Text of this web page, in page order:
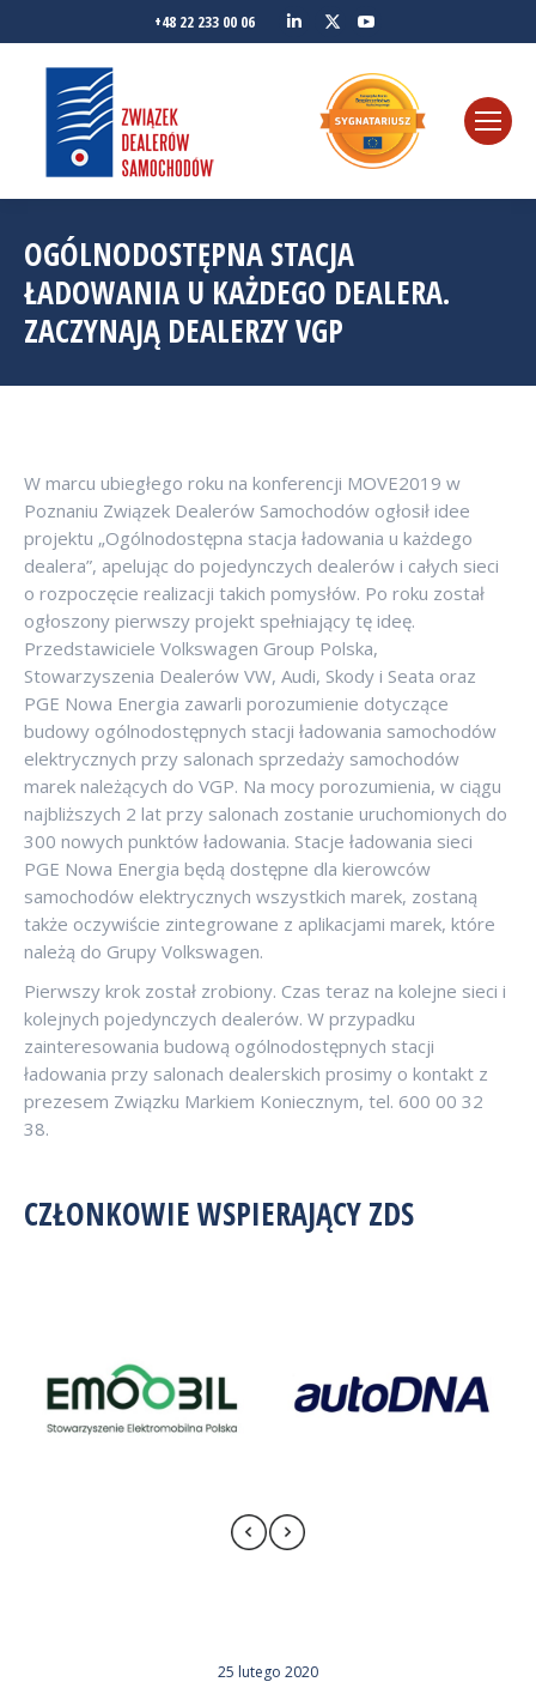
+48 22 233 00 06
Linkedin
Twitter
OGÓLNODOSTĘPNA STACJA
ŁADOWANIA U KAŻDEGO DEALERA.
ZACZYNAJĄ DEALERZY VGP
W marcu ubiegłego roku na konferencji MOVE2019 w
Poznaniu Związek Dealerów Samochodów ogłosił idee
projektu „Ogólnodostępna stacja ładowania u każdego
dealera”, apelując do pojedynczych dealerów i całych sieci
o rozpoczęcie realizacji takich pomysłów. Po roku został
ogłoszony pierwszy projekt spełniający tę ideę.
Przedstawiciele Volkswagen Group Polska,
Stowarzyszenia Dealerów VW, Audi, Skody i Seata oraz
PGE Nowa Energia zawarli porozumienie dotyczące
budowy ogólnodostępnych stacji ładowania samochodów
elektrycznych przy salonach sprzedaży samochodów
marek należących do VGP. Na mocy porozumienia, w ciągu
najbliższych 2 lat przy salonach zostanie uruchomionych do
300 nowych punktów ładowania. Stacje ładowania sieci
PGE Nowa Energia będą dostępne dla kierowców
samochodów elektrycznych wszystkich marek, zostaną
także oczywiście zintegrowane z aplikacjami marek, które
należą do Grupy Volkswagen.
Pierwszy krok został zrobiony. Czas teraz na kolejne sieci i
kolejnych pojedynczych dealerów. W przypadku
zainteresowania budową ogólnodostępnych stacji
ładowania przy salonach dealerskich prosimy o kontakt z
prezesem Związku Markiem Koniecznym, tel. 600 00 32
38.
CZŁONKOWIE WSPIERAJĄCY ZDS
25 lutego 2020